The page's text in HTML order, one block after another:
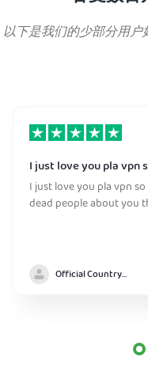
以下是我们的少部分用
I just love you pla vpn
I just love you pla vpn
dead people about you
Official Country model